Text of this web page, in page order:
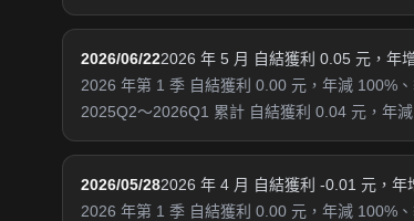
2026/06/222026 年 5 月 自結獲利 0.05 元，年
2026 年第 1 季 自結獲利 0.00 元，年減 100%
2025Q2～2026Q1 累計 自結獲利 0.04 元，年
2026/05/282026 年 4 月 自結獲利 -0.01 元，年
2026 年第 1 季 自結獲利 0.00 元，年減 100%